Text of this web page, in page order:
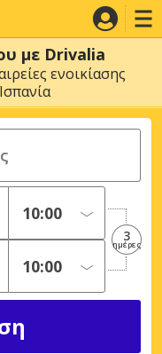
με Drivalia
ενοικίασης
3
ημέρες